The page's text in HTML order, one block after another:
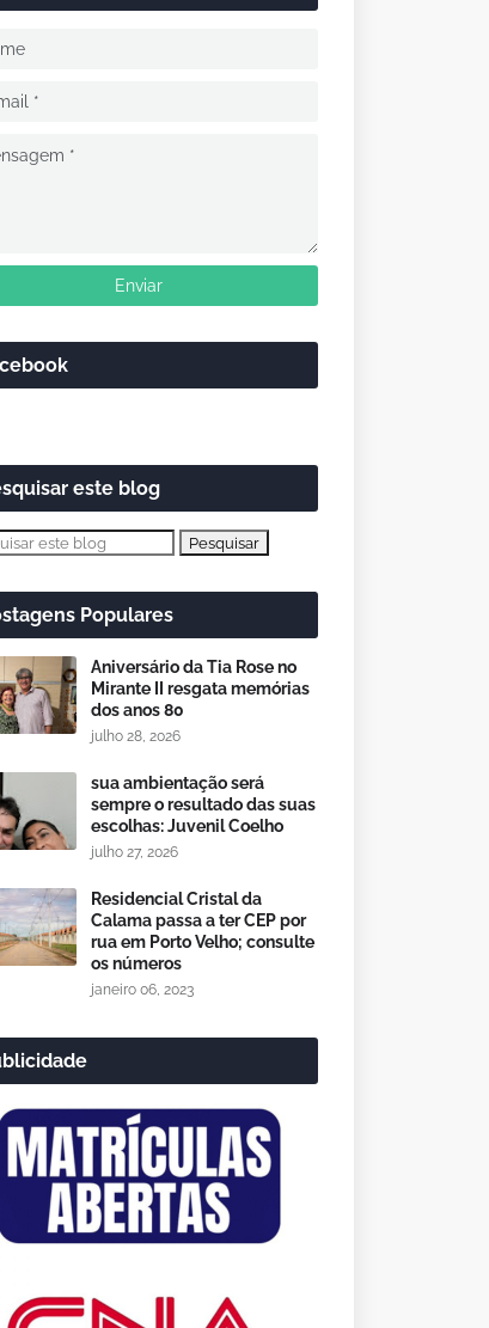
este blog
Populares
Aniversário da Tia Rose no
Mirante II resgata memórias
dos anos 80
julho 28, 2026
sua ambientação será
sempre o resultado das suas
escolhas: Juvenil Coelho
julho 27, 2026
Residencial Cristal da
Calama passa a ter CEP por
rua em Porto Velho; consulte
os números
janeiro 06, 2023